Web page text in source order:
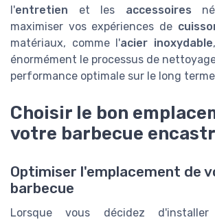
l'entretien et les accessoires
maximiser vos expériences de
matériaux, comme l'acier inoxydable
énormément le processus de
performance optimale sur le long
Choisir le bon
votre barbecue
Optimiser l'emplacement de
barbecue
Lorsque vous décidez